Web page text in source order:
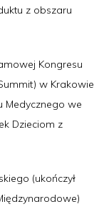
z obszaru
Kongresu
w Krakowie
Medycznego we
Dzieciom z
(ukończył